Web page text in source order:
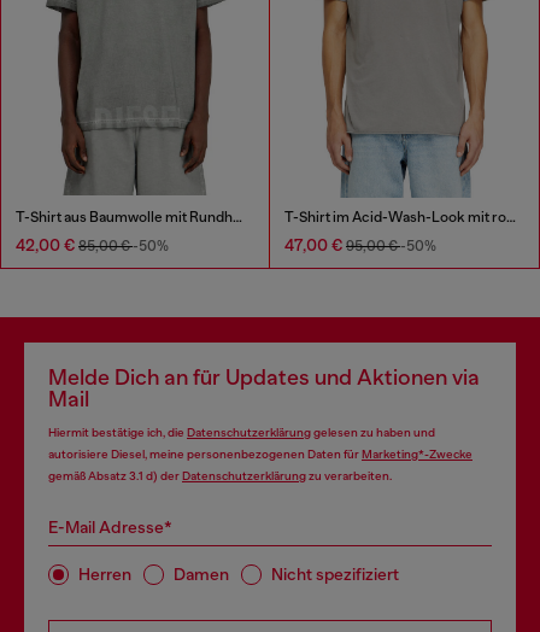
T-Shirt aus Baumwolle mit Rundhalsausschnitt und Druck
42,00 € 85,00 €-50%
T-Shirt im Acid-Wash-Look mit rohen Kanten
47,00 € 95,00 €-50%
Melde Dich an für Updates und Aktionen via
Mail
Hiermit bestätige ich, die Datenschutzerklärunggelesen zu haben und
autorisiere Diesel, meine personenbezogenen Daten fürMarketing*-Zwecke
gemäß Absatz 3.1 d) derDatenschutzerklärungzu verarbeiten.
E-Mail Adresse*
Herren Damen Nicht spezifiziert